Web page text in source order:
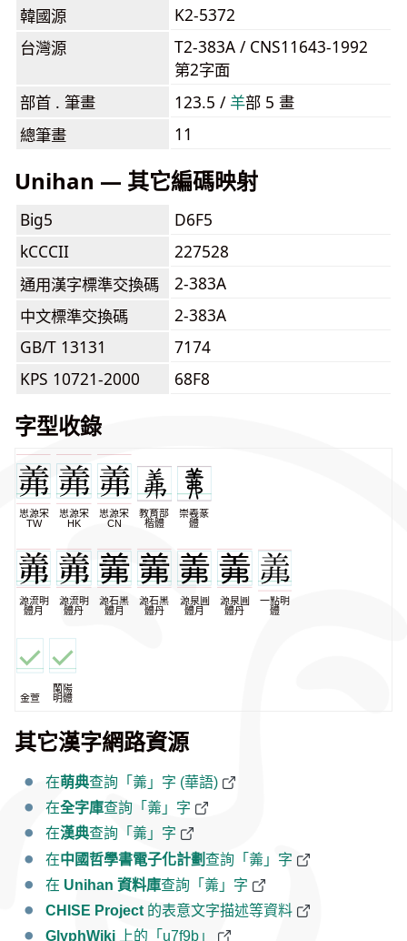
韓國源
K2-5372
台灣源
T2-383A / CNS11643-1992
第2字面
部首 . 筆畫
123.5 / ⽺部 5 畫
總筆畫
11
Unihan — 其它編碼映射
Big5
D6F5
kCCCII
227528
通用漢字標準交換碼
2-383A
中文標準交換碼
2-383A
GB/T 13131
7174
KPS 10721-2000
68F8
字型收錄
思源宋
TW
思源宋
HK
思源宋
CN
教育部
楷體
崇羲篆
體
源流明
體月
源流明
體丹
源石黑
體月
源石黑
體丹
源泉圓
體月
源泉圓
體丹
一點明
體
金萱
蘭陽
明體
其它漢字網路資源
在萌典查詢「羛」字 (華語)
在全字庫查詢「羛」字
在漢典查詢「羛」字
在中國哲學書電子化計劃查詢「羛」字
在 Unihan 資料庫查詢「羛」字
CHISE Project 的表意文字描述等資料
GlyphWiki 上的「u7f9b」